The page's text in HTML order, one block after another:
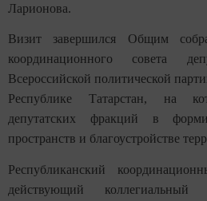
Ларионова.
Визит завершился Общим
координационного совета
Всероссийской политической
Республике Татарстан, на
депутатских фракций в
пространств и благоустройстве
Республиканский
действующий коллегиальный